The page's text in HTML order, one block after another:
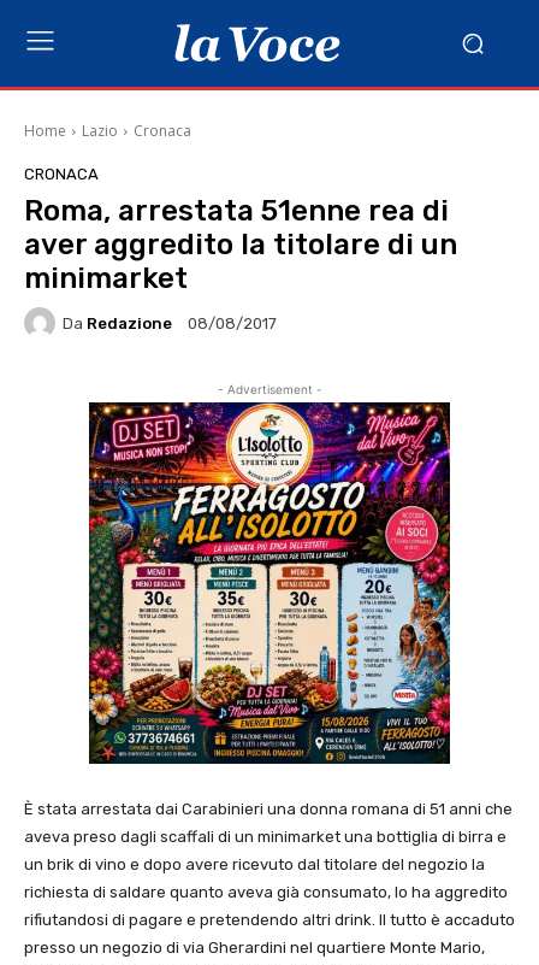
Home Lazio Cronaca
CRONACA
Roma, arrestata 51enne rea di
aver aggredito la titolare di un
minimarket
Da Redazione 08/08/2017
- Advertisement -
È stata arrestata dai Carabinieri una donna romana di 51 anni che
aveva preso dagli scaffali di un minimarket una bottiglia di birra e
un brik di vino e dopo avere ricevuto dal titolare del negozio la
richiesta di saldare quanto aveva già consumato, lo ha aggredito
rifiutandosi di pagare e pretendendo altri drink. Il tutto è accaduto
presso un negozio di via Gherardini nel quartiere Monte Mario,